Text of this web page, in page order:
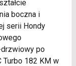
boczna i
serii Hondy
drzwiowy po
Turbo 182 KM w